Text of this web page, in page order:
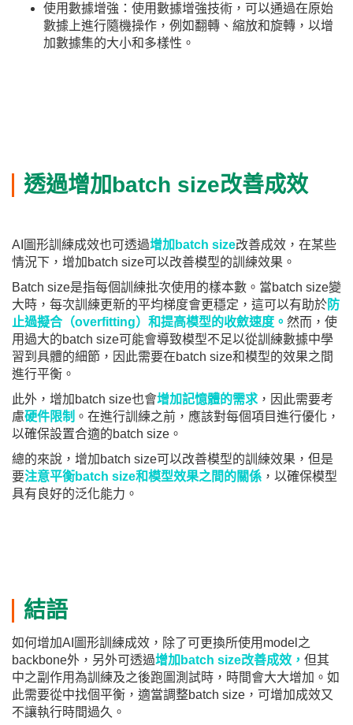
使用數據增強：使用數據增強技術，可以通過在原始
數據上進行隨機操作，例如翻轉、縮放和旋轉，以增
加數據集的大小和多樣性。
透過增加batch size改善成效
AI圖形訓練成效也可透過增加batch size改善成效，在某些
情況下，增加batch size可以改善模型的訓練效果。
Batch size是指每個訓練批次使用的樣本數。當batch size變
大時，每次訓練更新的平均梯度會更穩定，這可以有助於防
止過擬合（overfitting）和提高模型的收斂速度。 然而，使
用過大的batch size可能會導致模型不足以從訓練數據中學
習到具體的細節，因此需要在batch size和模型的效果之間
進行平衡。
此外，增加batch size也會增加記憶體的需求 ，因此需要考
慮硬件限制 。在進行訓練之前，應該對每個項目進行優化，
以確保設置合適的batch size。
總的來說，增加batch size可以改善模型的訓練效果，但是
要注意平衡batch size和模型效果之間的關係 ，以確保模型
具有良好的泛化能力。
結語
如何增加AI圖形訓練成效，除了可更換所使用model之
backbone外，另外可透過增加batch size改善成效， 但其
中之副作用為訓練及之後跑圖測試時，時間會大大增加。如
此需要從中找個平衡，適當調整batch size，可增加成效又
不讓執行時間過久。